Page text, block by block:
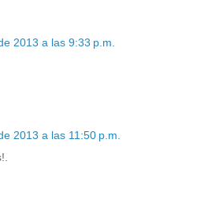
2013 a las 9:33 p.m.
2013 a las 11:50 p.m.